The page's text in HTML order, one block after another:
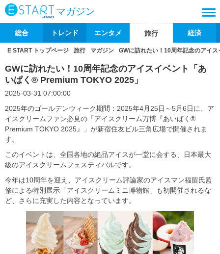
マガジン
総合 トレンド エンタメ 旅行 経済
E START トップページ 旅行 マガジン GWに訪れたい！10周年記念のアイ
GWに訪れたい！10周年記念のアイスイベント「あ
いぱく® Premium TOKYO 2025」
2025-03-31 07:00:00
2025年のゴールデンウィーク期間：2025年4月25日～5月6日に、ア
イスクリームファン必見の「アイスクリーム万博『あいぱく®
Premium TOKYO 2025』」が新宿住友ビル三角広場で開催されま
す。
このイベントは、全国各地の絶品アイスが一堂に会する、日本最大
級のアイスクリームフェスティバルです。
今年は10周年を迎え、アイスクリーム評論家のアイスマン福留氏監
修による特別展示「アイスクリームミニ博物館」も初開催されるな
ど、さらに充実した内容となっています。